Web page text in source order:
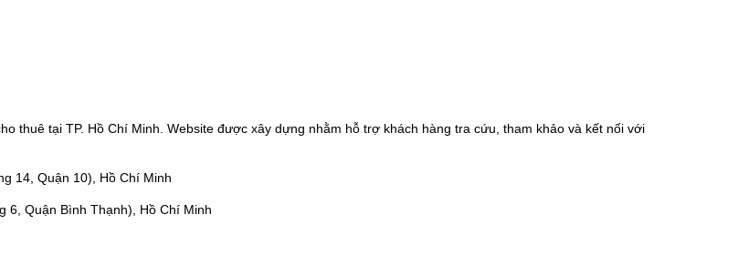
thuê tại TP. Hồ Chí Minh. Website được xây dựng nhằm hỗ trợ khách hàng tra cứu, tham khảo và kết nối với
14, Quận 10), Hồ Chí Minh
6, Quận Bình Thạnh), Hồ Chí Minh